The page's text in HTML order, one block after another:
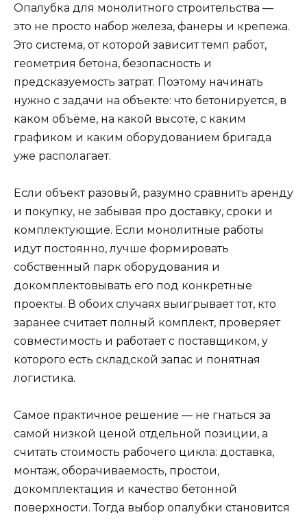
Опалубка для монолитного строительства —
это не просто набор железа, фанеры и крепежа.
Это система, от которой зависит темп работ,
геометрия бетона, безопасность и
предсказуемость затрат. Поэтому начинать
нужно с задачи на объекте: что бетонируется, в
каком объёме, на какой высоте, с каким
графиком и каким оборудованием бригада
уже располагает.
Если объект разовый, разумно сравнить аренду
и покупку, не забывая про доставку, сроки и
комплектующие. Если монолитные работы
идут постоянно, лучше формировать
собственный парк оборудования и
докомплектовывать его под конкретные
проекты. В обоих случаях выигрывает тот, кто
заранее считает полный комплект, проверяет
совместимость и работает с поставщиком, у
которого есть складской запас и понятная
логистика.
Самое практичное решение — не гнаться за
самой низкой ценой отдельной позиции, а
считать стоимость рабочего цикла: доставка,
монтаж, оборачиваемость, простои,
докомплектация и качество бетонной
поверхности. Тогда выбор опалубки становится